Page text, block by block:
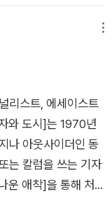
우정으로 이어진 한
나 그녀는 아는 사
과 함께 하는 밤을 선
선택하겠다는 의미
드 한 사람과의 통
거의 장소는 사라졌
럼 걸어서 건널 수
은 우리를 화들짝
겨 주지만 불가해하
다. 정확하게 말하면
마찬가지다. 교정을
친구와 함께 수줍
에서 시작된 사랑은
웃음이 난다. 고닉의
은 뜨겁다 못해 데
다시 도시를 걷고 누
거리를 오가는 연인
곳곳에 넘치는 사
집을 여기저기로 이
었느냐에 따라 이
진다. 그러나 서울
, 이 혼잡함과 화려
진 곳에 가서도 나
나라에 가서도 이 도
같은 세계 어느 곳에
야 비로소 안도감을
올의존증 전력이 있
깊게 연결되어 있
책에서 그는 그가
자였을 때와 달리
래 웅크린 집착, 열
을 관조하고 있는 것
게 되는 이야기들이
게이 친구인 레너
으로 기울어져 있는,
들끼리 친구가 되었
었기 때문이라는
정다움이라는 특정
현대적 징후에 갇혀
의 아름다운 단
간이 빚어내는 단절,
내면에 미치는 불가
대로 껴안을 수 있었
리스트, 에세이스트
와 도시]는 1970년
나 아웃사이더인 동
는 칼럼을 쓰는 기자
운 애착]을 통해 처